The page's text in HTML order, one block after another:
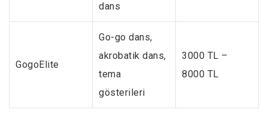
dans
GogoElite
Go-go dans,
akrobatik dans,
tema
gösterileri
3000 TL –
8000 TL